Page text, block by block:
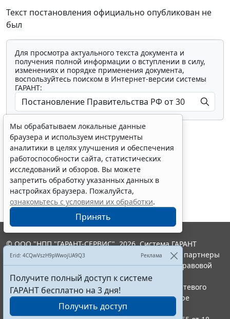
Текст постановления официально опубликован не
был
Для просмотра актуального текста документа и
получения полной информации о вступлении в силу,
изменениях и порядке применения документа,
воспользуйтесь поиском в Интернет-версии системы
ГАРАНТ:
Показать все материалы
Мы обрабатываем локальные данные
браузера и используем инструменты
аналитики в целях улучшения и обеспечения
работоспособности сайта, статистических
исследований и обзоров. Вы можете
запретить обработку указанных данных в
настройках браузера. Пожалуйста,
ознакомьтесь с условиями их обработки.
Принять
Erid: 4CQwVszH9pWwojUA9Q3 Реклама
Получите полный доступ к системе
ГАРАНТ бесплатно на 3 дня!
Получить доступ
© ООО "НПП "ГАРАНТ-СЕРВИС", 2026. Система ГАРАНТ
выпускается с 1990 года. Компания "Гарант" и ее партнеры
являются участниками Российской ассоциации правовой
информации ГАРАНТ.
Портал ГАРАНТ.РУ зарегистрирован в качестве сетевого
издания Федеральной службой по надзору в сфере
связи,информационных технологий и массовых